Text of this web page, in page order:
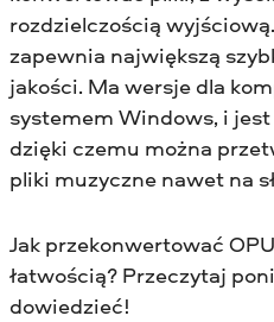
rozdzielczością
zapewnia największą
jakości. Ma wersje dla
systemem Windows, i
dzięki czemu można
pliki muzyczne nawet na
Jak przekonwertować
łatwością? Przeczytaj
dowiedzieć!